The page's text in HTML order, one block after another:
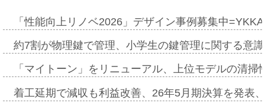
「性能向上リノベ2026」デザイン事例募集中
約7割が物理鍵で管理、小学生の鍵管理に関する意
「マイトーン」をリニューアル、上位モデルの清
着工延期で減収も利益改善、26年5月期決算を発表